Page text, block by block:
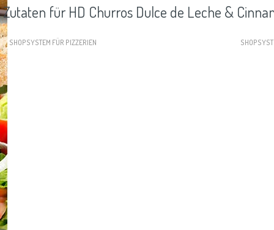
Zutaten für HD Churros Dulce de Leche &
SHOPSYSTEM FÜR PIZZERIEN